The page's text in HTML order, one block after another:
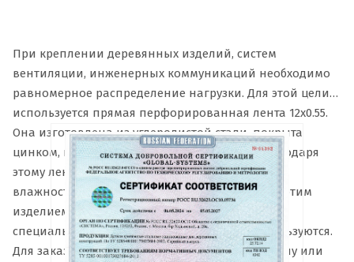
При креплении деревянных изделий, систем
вентиляции, инженерных коммуникаций необходимо
равномерное распределение нагрузки. Для этой цели
используется прямая перфорированная лента 12х0.55.
Она изготовлена из углеродистой стали, покрыта
цинком, который защищает от коррозии. Благодаря
этому ленту можно использовать при высокой
влажности в течение длительного периода. С этим
изделием монтаж проходит быстро и легко,
специальные инструменты для этого не используются.
Для заказа продукции звоните нам по телефону или